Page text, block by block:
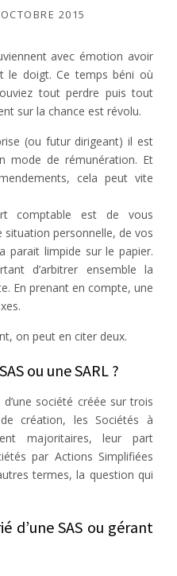
2015
avec émotion avoir
le doigt. Ce temps béni où
tout perdre puis tout
sur la chance est révolu.
(ou futur dirigeant) il est
mode de rémunération. Et
cela peut vite
comptable est de vous
personnelle, de vos
parait limpide sur le papier.
d’arbitrer ensemble la
En prenant en compte, une
on peut en citer deux.
ou une SARL ?
d’une société créée sur trois
création, les Sociétés à
majoritaires, leur part
par Actions Simplifiées
termes, la question qui
d’une SAS ou gérant